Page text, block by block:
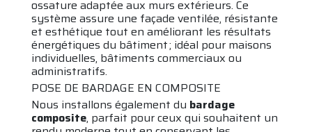
ossature adaptée aux murs extérieurs. Ce
système assure une façade ventilée, résistante
et esthétique tout en améliorant les résultats
énergétiques du bâtiment ; idéal pour maisons
individuelles, bâtiments commerciaux ou
administratifs.
POSE DE BARDAGE EN COMPOSITE
Nous installons également du bardage
composite, parfait pour ceux qui souhaitent un